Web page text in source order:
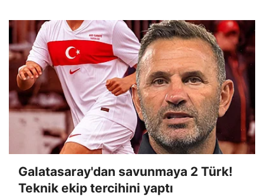
Galatasaray'dan savunmaya 2 Türk!
Teknik ekip tercihini yaptı